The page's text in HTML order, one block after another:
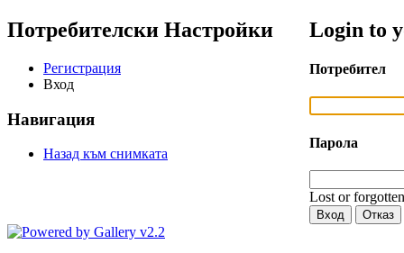
Потребителски Настройки
Регистрация
Вход
Навигация
Назад към снимката
Login to
Потребител
Парола
Lost or